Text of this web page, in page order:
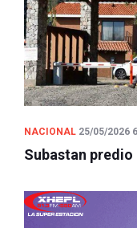
NACIONAL 25/05/2026
Subastan predio